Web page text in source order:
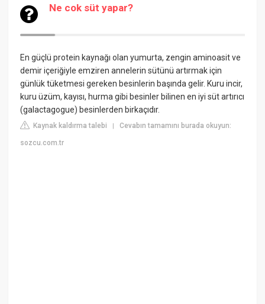
Ne cok süt yapar?
En güçlü protein kaynağı olan yumurta, zengin aminoasit ve
demir içeriğiyle emziren annelerin sütünü artırmak için
günlük tüketmesi gereken besinlerin başında gelir. Kuru incir,
kuru üzüm, kayısı, hurma gibi besinler bilinen en iyi süt artırıcı
(galactagogue) besinlerden birkaçıdır.
Kaynak kaldırma talebi |Cevabın tamamını burada okuyun:
sozcu.com.tr